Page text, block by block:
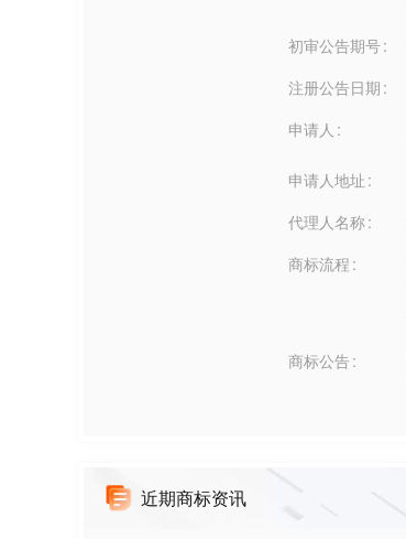
初审公告期号
注册公告日期
申请人
申请人地址
代理人名称
商标流程
商标公告
近期商标资讯